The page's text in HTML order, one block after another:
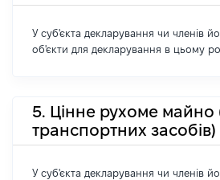
У суб'єкта декларування чи членів
об'єкти для декларування в цьому
5. Цінне рухоме майно
транспортних засобів)
У суб'єкта декларування чи членів